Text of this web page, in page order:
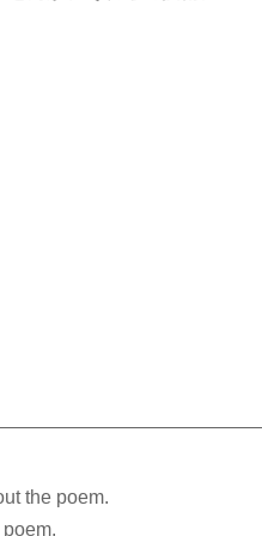
the poem.
poem.